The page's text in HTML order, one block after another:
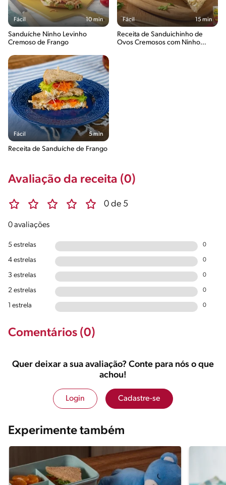
Fácil 10 min
Sanduíche Ninho Levinho
Cremoso de Frango
Fácil 15 min
Receita de Sanduichinho de
Ovos Cremosos com Ninho
Fácil 5 min
Receita de Sanduíche de Frango
Avaliação da receita (0)
0 de 5
0 avaliações
5 estrelas 0
4 estrelas 0
3 estrelas 0
2 estrelas 0
1 estrela 0
Comentários (0)
Quer deixar a sua avaliação? Conte para nós o que
achou!
Login Cadastre-se
Experimente também